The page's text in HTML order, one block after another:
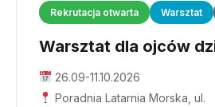
Rekrutacja otwarta Warsztat
Warsztat dla ojców
26.09-11.10.2026
Poradnia Latarnia Morska, ul.